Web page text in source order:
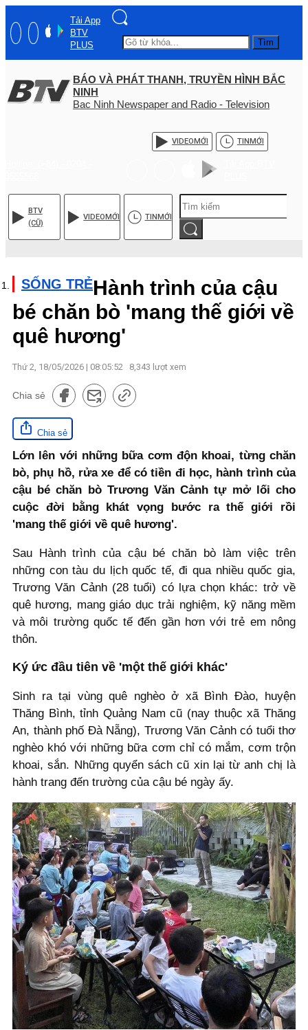
Tải App
BTV
PLUS
Tìm
BÁO VÀ PHÁT THANH, TRUYỀN HÌNH BẮC
NINH
Bac Ninh Newspaper and Radio - Television
VIDEOMỚI TINMỚI
BTV
(CŨ)
VIDEOMỚI TINMỚI
SỐNG TRẺHành trình của cậu
bé chăn bò 'mang thế giới về
quê hương'
Thứ 2, 18/05/2026 | 08:05:52 8,343 lượt xem
Chia sẻ
Chia sẻ
Lớn lên với những bữa cơm độn khoai, từng chăn
bò, phụ hồ, rửa xe để có tiền đi học, hành trình của
cậu bé chăn bò Trương Văn Cảnh tự mở lối cho
cuộc đời bằng khát vọng bước ra thế giới rồi
'mang thế giới về quê hương'.
Sau Hành trình của cậu bé chăn bò làm việc trên
những con tàu du lịch quốc tế, đi qua nhiều quốc gia,
Trương Văn Cảnh (28 tuổi) có lựa chọn khác: trở về
quê hương, mang giáo dục trải nghiệm, kỹ năng mềm
và môi trường quốc tế đến gần hơn với trẻ em nông
thôn.
Ký ức đầu tiên về 'một thế giới khác'
Sinh ra tại vùng quê nghèo ở xã Bình Đào, huyện
Thăng Bình, tỉnh Quảng Nam cũ (nay thuộc xã Thăng
An, thành phố Đà Nẵng), Trương Văn Cảnh có tuổi thơ
nghèo khó với những bữa cơm chỉ có mắm, cơm trộn
khoai, sắn. Những quyển sách cũ xin lại từ anh chị là
hành trang đến trường của cậu bé ngày ấy.